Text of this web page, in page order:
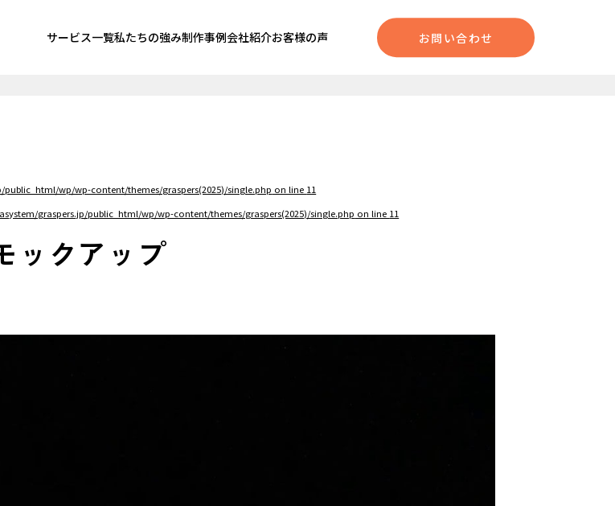
お問い合わせ
サービス一覧私たちの強み制作事例会社紹介お客様の声
wp/wp-content/themes/graspers(2025)/single.php on line 11
graspers.jp/public_html/wp/wp-content/themes/graspers(2025)/single.php on line 11
ックアップ